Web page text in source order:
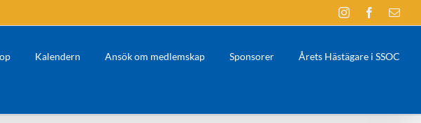
InstagramFacebook
E-
post
Kalendern Ansök om medlemskap Sponsorer Årets Hästägare i SSOC